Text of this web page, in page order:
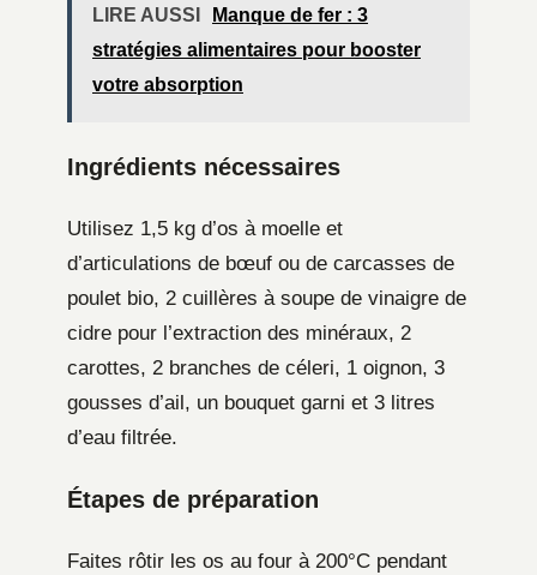
LIRE AUSSI
Manque de fer : 3
stratégies alimentaires pour booster
votre absorption
Ingrédients nécessaires
Utilisez 1,5 kg d’os à moelle et
d’articulations de bœuf ou de carcasses de
poulet bio, 2 cuillères à soupe de vinaigre de
cidre pour l’extraction des minéraux, 2
carottes, 2 branches de céleri, 1 oignon, 3
gousses d’ail, un bouquet garni et 3 litres
d’eau filtrée.
Étapes de préparation
Faites rôtir les os au four à 200°C pendant